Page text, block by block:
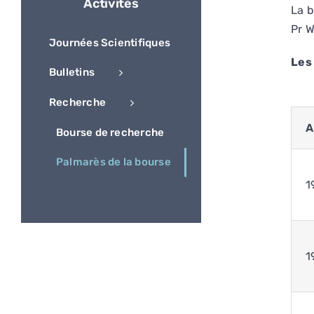
La
Pr
Activités
Journées Scientifiques
Bulletins
Recherche
Bourse de recherche
Palmarès de la bourse